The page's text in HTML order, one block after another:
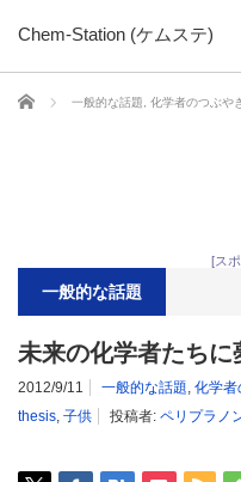
Chem-Station (ケムステ)
ホーム 一般的な話題 化学者のつぶや
[ス
一般的な話題
未来の化学者たちに
2012/9/11 一般的な話題, 化学者
thesis, 子供 投稿者: ペリプラノ